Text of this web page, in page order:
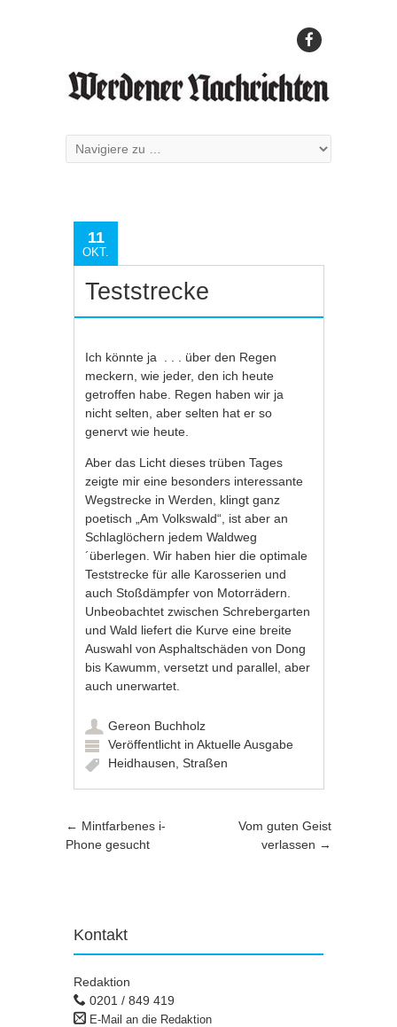
11
OKT.
Teststrecke
Ich könnte ja . . . über den Regen
meckern, wie jeder, den ich heute
getroffen habe. Regen haben wir ja
nicht selten, aber selten hat er so
genervt wie heute.
Aber das Licht dieses trüben Tages
zeigte mir eine besonders interessante
Wegstrecke in Werden, klingt ganz
poetisch „Am Volkswald“, ist aber an
Schlaglöchern jedem Waldweg
´überlegen. Wir haben hier die optimale
Teststrecke für alle Karosserien und
auch Stoßdämpfer von Motorrädern.
Unbeobachtet zwischen Schrebergarten
und Wald liefert die Kurve eine breite
Auswahl von Asphaltschäden von Dong
bis Kawumm, versetzt und parallel, aber
auch unerwartet.
Gereon Buchholz
Veröffentlicht inAktuelle Ausgabe
Heidhausen ,Straßen
Artikel-Navigation
← Mintfarbenes i-
Phone gesucht
Vom guten Geist
verlassen →
Kontakt
Redaktion
0201 / 849 419
E-Mail an die Redaktion